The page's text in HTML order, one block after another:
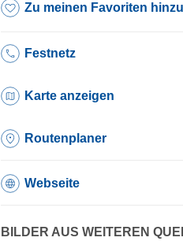
Zu meinen Favoriten
Festnetz
Karte anzeigen
Routenplaner
Webseite
BILDER AUS WEITEREN